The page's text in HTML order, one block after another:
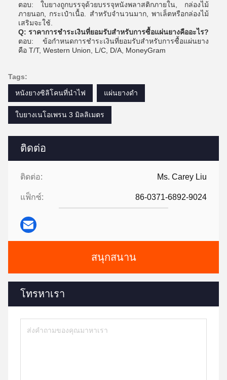
ติดต่อ
ติดต่อ: Ms. Carey Liu
แฟ็กซ์: 86-0371-6892-9024
สนุกสนาน
โทรหาเรา
ตอบ: ใบยางถูกบรรจุด้วยบรรจุหนังพลาสติกภายใน, กล่องไม้
ภายนอก, กระเป๋าเนื้อ. สําหรับจํานวนมาก, พาเล็ตหรือกล่องไม้
เสริมจะใช้.
Q: ราคาการชําระเงินที่ยอมรับสําหรับการซื้อแผ่นยางคืออะไร?
ตอบ: ข้อกําหนดการชําระเงินที่ยอมรับสําหรับการซื้อแผ่นยาง
คือ T/T, Western Union, L/C, D/A, MoneyGram
Tags:
หนังยางซิลิโคนที่นําไฟ
แผ่นยางดำ
ใบยางเนโอเพรน 3 มิลลิเมตร